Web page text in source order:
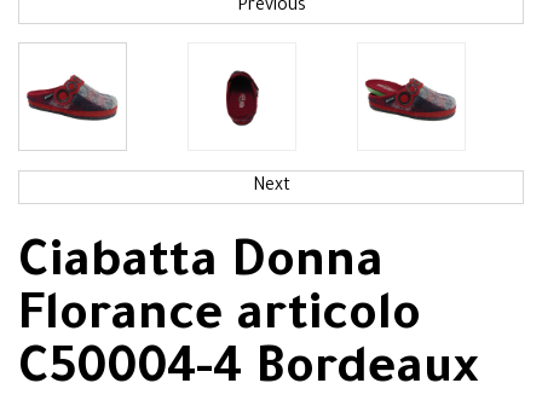
Previous
Next
Ciabatta Donna
Florance articolo
C50004-4 Bordeaux